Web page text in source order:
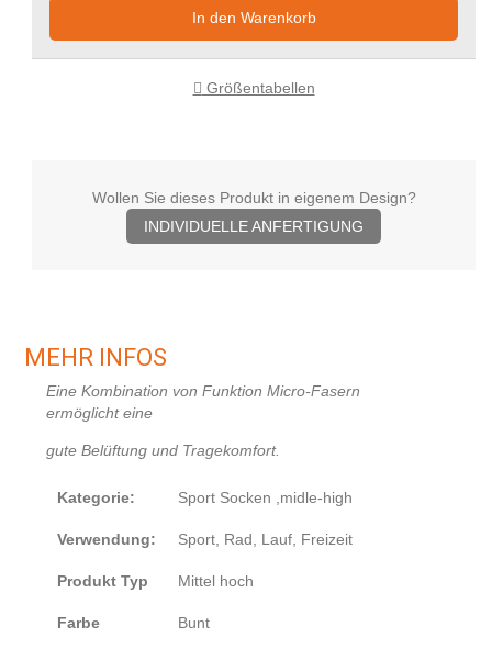
In den Warenkorb
Größentabellen
Wollen Sie dieses Produkt in eigenem Design?
INDIVIDUELLE ANFERTIGUNG
MEHR INFOS
Eine Kombination von Funktion Micro-Fasern
ermöglichteine
gute Belüftung und Tragekomfort.
Kategorie: Sport Socken ,midle-high
Verwendung: Sport, Rad, Lauf, Freizeit
Produkt Typ Mittel hoch
Farbe Bunt